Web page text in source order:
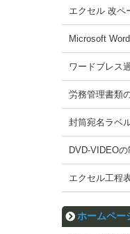
エクセル 改
Microsoft
ワードブレス
労務管理書類
封筒宛名ラベ
DVD-VIDEO
エクセル工程
ホームペー